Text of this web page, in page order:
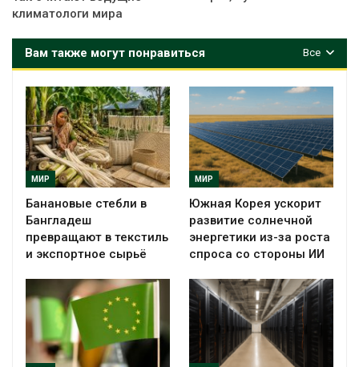
климатологи мира
Все
Вам также могут понравиться
МИР
Банановые стебли в
Бангладеш
превращают в текстиль
и экспортное сырьё
МИР
Южная Корея ускорит
развитие солнечной
энергетики из-за роста
спроса со стороны ИИ